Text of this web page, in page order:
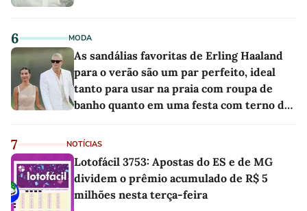
6 MODA
As sandálias favoritas de Erling Haaland
para o verão são um par perfeito, ideal
tanto para usar na praia com roupa de
banho quanto em uma festa com terno de
7 NOTÍCIAS
Lotofácil 3753: Apostas do ES e de MG
dividem o prêmio acumulado de R$ 5
milhões nesta terça-feira